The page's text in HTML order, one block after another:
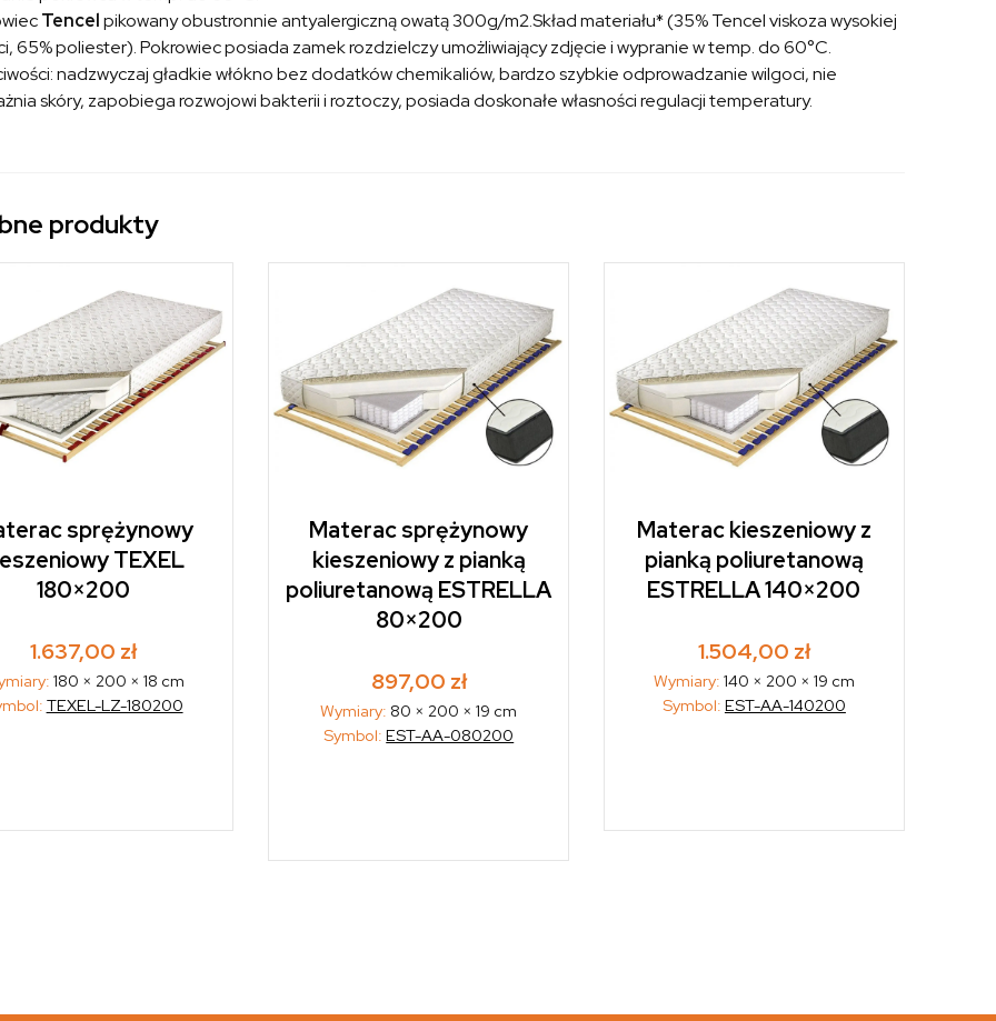
Tencelpikowany obustronnie antyalergiczną owatą 300g/m2.Skład materiału* (35% Tencel viskoza wysokiej
65% poliester). Pokrowiec posiada zamek rozdzielczy umożliwiający zdjęcie i wypranie w temp. do 60°C.
nadzwyczaj gładkie włókno bez dodatków chemikaliów, bardzo szybkie odprowadzanie wilgoci, nie
skóry, zapobiega rozwojowi bakterii i roztoczy, posiada doskonałe własności regulacji temperatury.
produkty
sprężynowy
TEXEL
180×200
1.637,00 zł
180 × 200 × 18 cm
TEXEL-LZ-180200
Materac sprężynowy
kieszeniowy z pianką
poliuretanową ESTRELLA
80×200
897,00 zł
Wymiary: 80 × 200 × 19 cm
Symbol:EST-AA-080200
Materac kieszeniowy z
pianką poliuretanową
ESTRELLA 140×200
1.504,00 zł
Wymiary: 140 × 200 × 19 cm
Symbol: EST-AA-140200